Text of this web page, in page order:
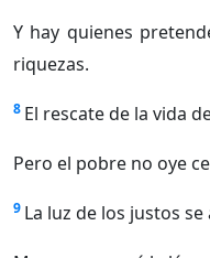
Y hay quienes
riquezas.
8 El rescate de la vida
Pero el pobre no oye
9 La luz de los justos